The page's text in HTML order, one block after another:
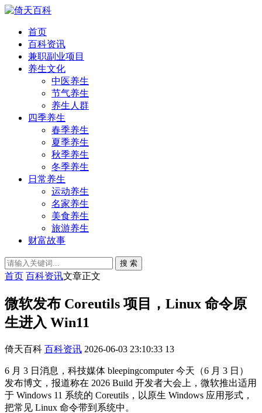
首页
百科资讯
兼职副业项目
养生文化
中医养生
节气养生
养生人群
四季养生
春季养生
夏季养生
秋季养生
冬季养生
日常养生
运动养生
名家养生
美食养生
旅游养生
财富故事
搜 索
首页 百科资讯文章正文
微软发布 Coreutils 项目，Linux 命令原
生进入 Win11
倚天百科 百科资讯 2026-06-03 23:10:33 13
6 月 3 日消息，科技媒体 bleepingcomputer 今天（6 月 3 日）
发布博文，报道称在 2026 Build 开发者大会上，微软推出适用
于 Windows 11 系统的 Coreutils，以原生 Windows 应用形式，
把常见 Linux 命令带到系统中。